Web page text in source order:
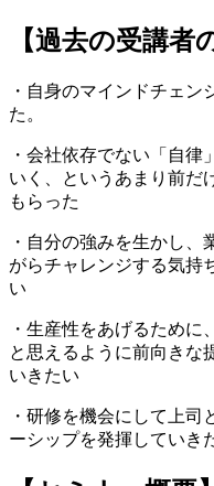
【過去の受講者
・自身のマインドチェ
た。
・会社依存でない「自
いく、というあまり前だ
もらった
・自分の強みを生かし
がらチャレンジする気持
い
・生産性をあげるため
と思えるように前向きな
いきたい
・研修を機会にして上
ーシップを発揮していき